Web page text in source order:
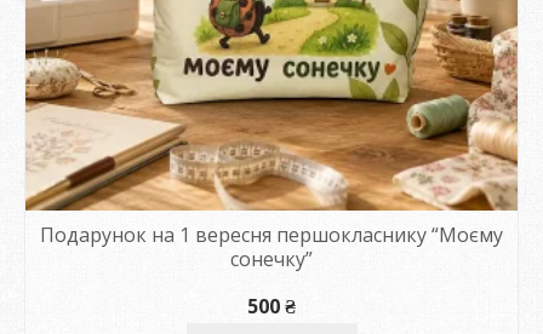
Подарунок на 1 вересня першокласнику “Моєму
сонечку”
500₴